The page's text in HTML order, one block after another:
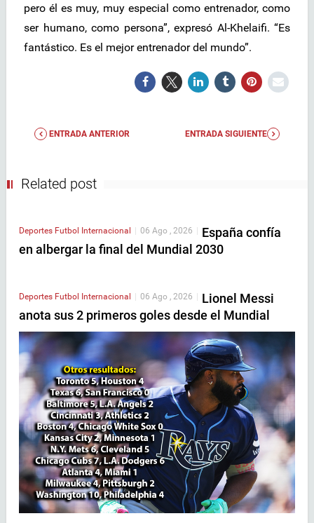
pero él es muy, muy especial como entrenador, como
ser humano, como persona”, expresó Al-Khelaifi. “Es
fantástico. Es el mejor entrenador del mundo”.
ENTRADA ANTERIOR ENTRADA SIGUIENTE
Related post
Deportes Futbol Internacional | 06 Ago , 2026 | España confía
en albergar la final del Mundial 2030
Deportes Futbol Internacional 06 Ago , 2026
Lionel Messi
anota sus 2 primeros goles desde el Mundial